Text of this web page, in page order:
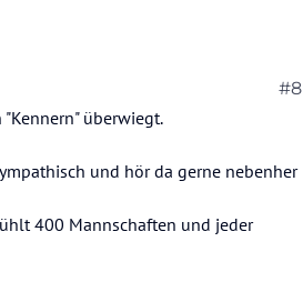
#8
überwiegt.
und hör da gerne nebenher
400 Mannschaften und jeder